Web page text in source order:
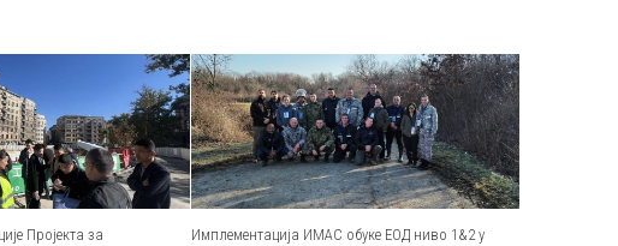
Пројекта за
Имплементација ИМАС обуке ЕОД ниво 1&2 у